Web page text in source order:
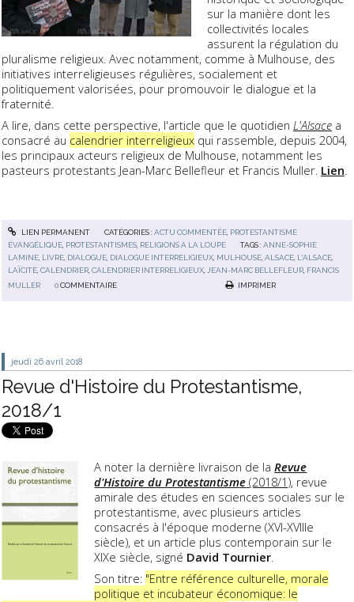
sur la manière dont les
collectivités locales
assurent la régulation du
pluralisme religieux. Avec notamment, comme à Mulhouse, des
initiatives interreligieuses régulières, socialement et
politiquement valorisées, pour promouvoir le dialogue et la
fraternité.
A lire, dans cette perspective, l'article que le quotidien L'Alsace a
consacré au calendrier interreligieux qui rassemble, depuis 2004,
les principaux acteurs religieux de Mulhouse, notamment les
pasteurs protestants Jean-Marc Bellefleur et Francis Muller. Lien
LIEN PERMANENT CATÉGORIES :ACTU COMMENTÉE, PROTESTANTISME
ÉVANGÉLIQUE, PROTESTANTISMES, RELIGIONS À LA LOUPE TAGS :ANNE-SOPHIE
LAMINE, LIVRE, DIALOGUE, DIALOGUE INTERRELIGIEUX, MULHOUSE,ALSACE, L'ALSACE,
LAÏCITÉ,CALENDRIER,CALENDRIER INTERRELIGIEUX,JEAN-MARC BELLEFLEUR, FRANCIS
MULLER
0 COMMENTAIRE IMPRIMER
jeudi 26 avril 2018
Revue d'Histoire du Protestantisme,
2018/1
A noter la dernière livraison de laRevue
d'Histoire du Protestantisme (2018/1), revue
amirale des études en sciences sociales sur le
protestantisme, avec plusieurs articles
consacrés à l'époque moderne (XVI-XVIIIe
siècle), et un article plus contemporain sur le
XIXe siècle, signé David Tournier
Son titre: "Entre référence culturelle, morale
politique et incubateur économique: le